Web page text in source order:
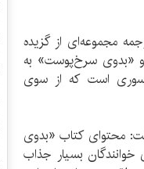
مجموعه‌ای از گزیده
«بدوی سرخ‌پوست» به
سوری است که از سوی
محتوای کتاب «بدوی
بسیار جذاب